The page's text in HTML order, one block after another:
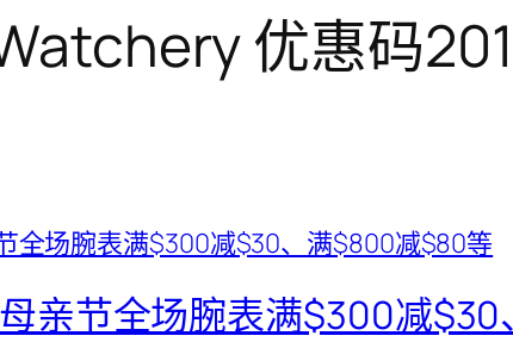
优惠码
亲节全场腕表满$300减